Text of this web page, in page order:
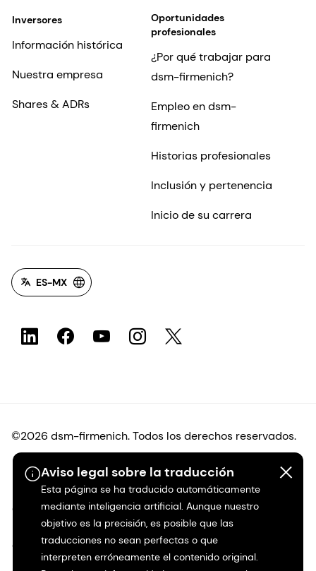
Aviso legal sobre la traducción
Esta página se ha traducido automáticamente
mediante inteligencia artificial. Aunque nuestro
objetivo es la precisión, es posible que las
traducciones no sean perfectas o que
interpreten erróneamente el contenido original.
Inversores
Información histórica
Nuestra empresa
Shares & ADRs
Oportunidades
profesionales
¿Por qué trabajar para
dsm-firmenich?
Empleo en dsm-
firmenich
Historias profesionales
Inclusión y pertenencia
Inicio de su carrera
ES-MX
©2026 dsm-firmenich. Todos los derechos reservados.
Protección de datos
Condiciones de uso
Condiciones generales